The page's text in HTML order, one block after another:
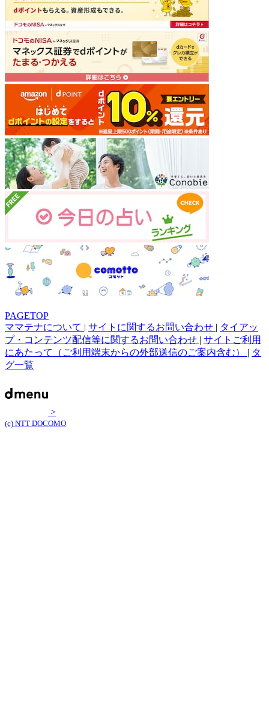
PAGETOP
ママテナについて | サイトに関するお問い合わせ | タイアッ
プ・コンテンツ配信等に関するお問い合わせ | サイトご利用
にあたって（ご利用端末からの外部送信のご案内含む） | タ
グ一覧
>
(c) NTT DOCOMO